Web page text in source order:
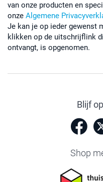
van onze producten en
onze Algemene
Je kan je op ieder gewenst
klikken op de uitschrijflink
ontvangt, is opgenomen.
Blijf
Shop